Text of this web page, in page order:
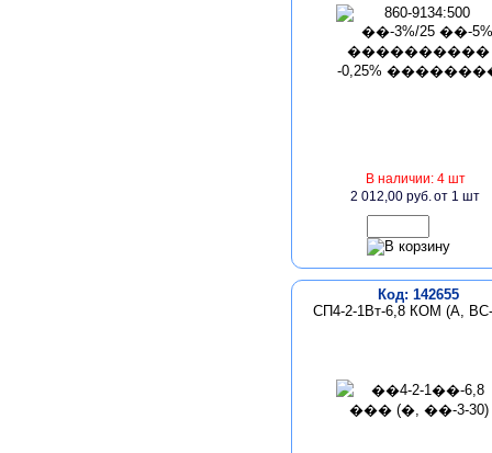
В наличии: 4 шт
2 012,00 руб.от 1 шт
Код: 142655
СП4-2-1Вт-6,8 КОМ (А, ВС-